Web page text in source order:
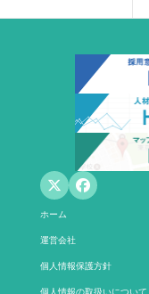
ホーム
運営会社
個人情報保護方針
個人情報の取扱いについて